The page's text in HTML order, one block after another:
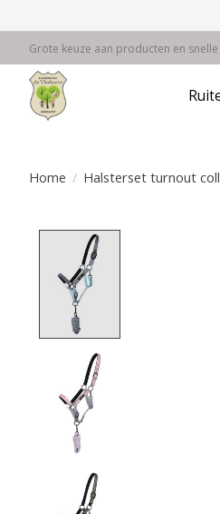
Grote keuze aan producten en
Home / Halsterset turnout